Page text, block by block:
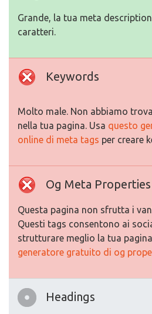
Grande, la tua meta
caratteri.
Keywords
Molto male. Non abbiamo
nella tua pagina. Usa questo
online di meta tags per creare
Og Meta Properties
Questa pagina non sfrutta i
Questi tags consentono ai
strutturare meglio la tua
generatore gratuito di og
Headings